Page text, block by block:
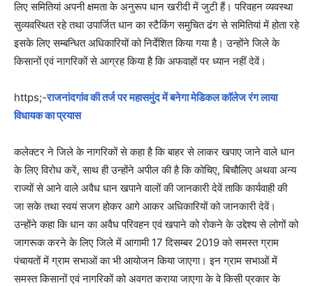
लिए समितियां अपनी क्षमता के अनुरूप धान खरीदी में जुटी हैं। परिवहन व्यवस्था
सुव्यवस्थित रहे तथा उपार्जित धान का स्टैकिंग समुचित ढंग से समितियां में होता रहे
इसके लिए सम्बन्धित अधिकारियों को निर्देशित किया गया है। उन्होंने जिले के
किसानों एवं नागरिकों से आग्रह किया है कि अफवाहों पर ध्यान नहीं देवें।
https;-राजनांदगांव की तर्ज पर महासमुंद में बनेगा मेडिकल काॅलेज रंग लाया
विधायक का प्रयास
कलेक्टर ने जिले के नागरिकों से कहा है कि बाहर से लाकर खपाए जाने वाले धान
के लिए विरोध करें, साथ ही उन्होंने अपील की है कि कोचिए, बिचौलिए अथवा अन्य
राज्यों से आने वाले अवैध धान खपाने वालों की जानकारी देवें ताकि कार्यवाही की
जा सके तथा स्वयं सजग होकर आगे आकर अधिकारियों को जानकारी देवें।
उन्होंने कहा कि धान का अवैध परिवहन एवं खपाने को रोकने के उद्देश्य से लोगों को
जागरूक करने के लिए जिले में आगामी 17 दिसम्बर 2019 को समस्त ग्राम
पंचायतों में ग्राम सभाओं का भी आयोजन किया जाएगा। इन ग्राम सभाओं में
समस्त किसानों एवं नागरिकों को अवगत कराया जाएगा के वे किसी प्रकार के